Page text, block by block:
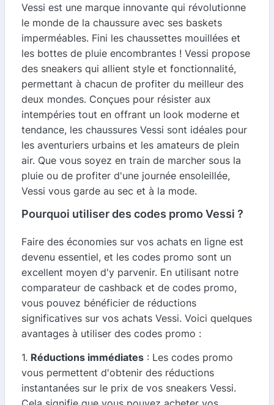
Vessi est une marque innovante qui révolutionne
le monde de la chaussure avec ses baskets
imperméables. Fini les chaussettes mouillées et
les bottes de pluie encombrantes ! Vessi propose
des sneakers qui allient style et fonctionnalité,
permettant à chacun de profiter du meilleur des
deux mondes. Conçues pour résister aux
intempéries tout en offrant un look moderne et
tendance, les chaussures Vessi sont idéales pour
les aventuriers urbains et les amateurs de plein
air. Que vous soyez en train de marcher sous la
pluie ou de profiter d'une journée ensoleillée,
Vessi vous garde au sec et à la mode.
Pourquoi utiliser des codes promo Vessi ?
Faire des économies sur vos achats en ligne est
devenu essentiel, et les codes promo sont un
excellent moyen d'y parvenir. En utilisant notre
comparateur de cashback et de codes promo,
vous pouvez bénéficier de réductions
significatives sur vos achats Vessi. Voici quelques
avantages à utiliser des codes promo :
1. Réductions immédiates : Les codes promo
vous permettent d'obtenir des réductions
instantanées sur le prix de vos sneakers Vessi.